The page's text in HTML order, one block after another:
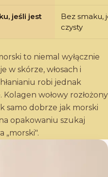
jeśli jest
Bez smaku,
czysty
to niemal wyłącznie
w skórze, włosach i
robi jednak
wołowy rozłożony
samo dobrze jak morski
opakowaniu szukaj
„morski".